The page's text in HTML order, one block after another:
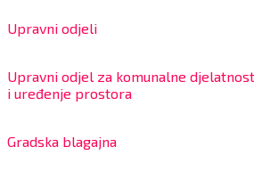
Upravni odjeli
Upravni odjel za komunalne
i uređenje prostora
Gradska blagajna